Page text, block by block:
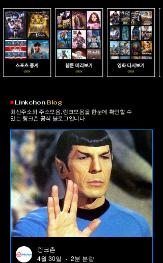
​■ LinkchonBlog
최신주소와 주소모음, 링크모음을 한눈에 확인할 수
있는 링크촌 공식 블로그입니다.
링크촌
4월 30일
2분 분량